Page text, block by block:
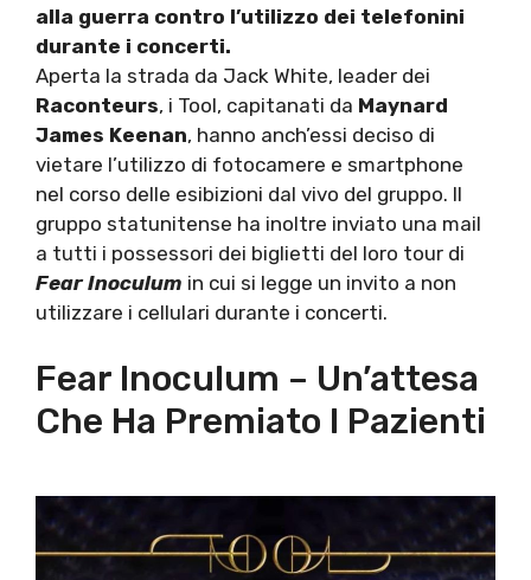
alla guerra contro l’utilizzo dei telefonini
durante i concerti.
Aperta la strada da Jack White, leader dei
Raconteurs, i Tool, capitanati da Maynard
James Keenan, hanno anch’essi deciso di
vietare l’utilizzo di fotocamere e smartphone
nel corso delle esibizioni dal vivo del gruppo. Il
gruppo statunitense ha inoltre inviato una mail
a tutti i possessori dei biglietti del loro tour di
Fear Inoculum in cui si legge un invito a non
utilizzare i cellulari durante i concerti.
Fear Inoculum – Un’attesa
Che Ha Premiato I Pazienti